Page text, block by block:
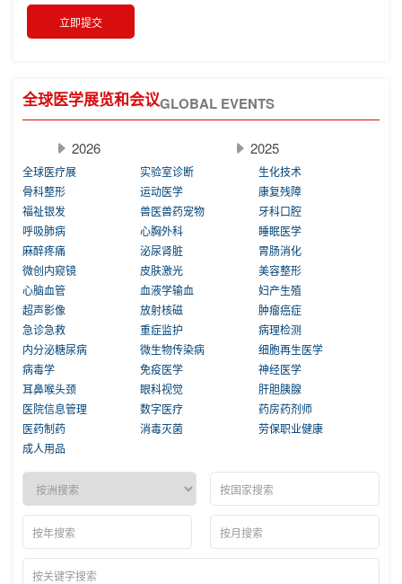
全球医学展览和会议GLOBAL EVENTS
2026 2025
全球医疗展 实验室诊断
生化技术
骨科整形
运动医学
康复残障
福祉银发
兽医兽药宠物
牙科口腔
呼吸肺病
心胸外科
睡眠医学
麻醉疼痛
泌尿肾脏
胃肠消化
微创内窥镜
皮肤激光
美容整形
心脑血管
血液学输血
妇产生殖
超声影像
放射核磁
肿瘤癌症
急诊急救
重症监护
病理检测
内分泌糖尿病
微生物传染病
细胞再生医学
病毒学
免疫医学
神经医学
耳鼻喉头颈
眼科视觉
肝胆胰腺
医院信息管理
数字医疗
药房药剂师
医药制药
消毒灭菌
劳保职业健康
成人用品